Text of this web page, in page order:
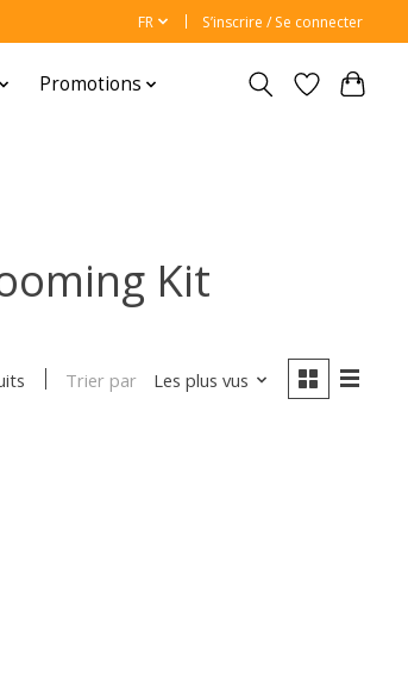
FR S’inscrire / Se connecter
Promotions
Kit
Trier par Les plus vus